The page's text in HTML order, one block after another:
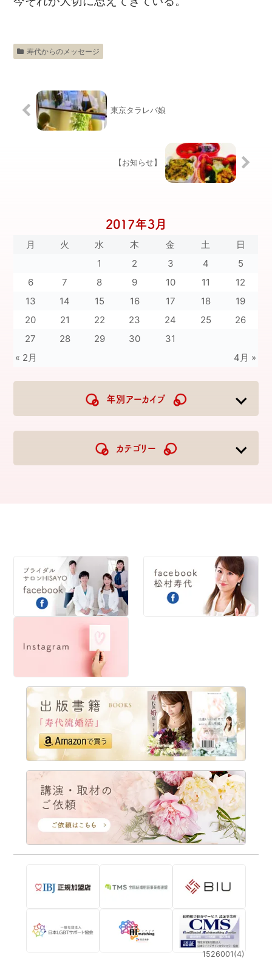
寿代からのメッセージ
東京タラレバ娘
【お知らせ】
2017年3月
月 火 水 木 金 土 日
« 2月 4月 »
1 2 3 4
5
6
7 8 9 10 11
12
13
14 15 16 17 18
19
20
21 22 23 24 25
26
27
28 29 30 31
年別アーカイブ
2023
カテゴリー
1526001(4)